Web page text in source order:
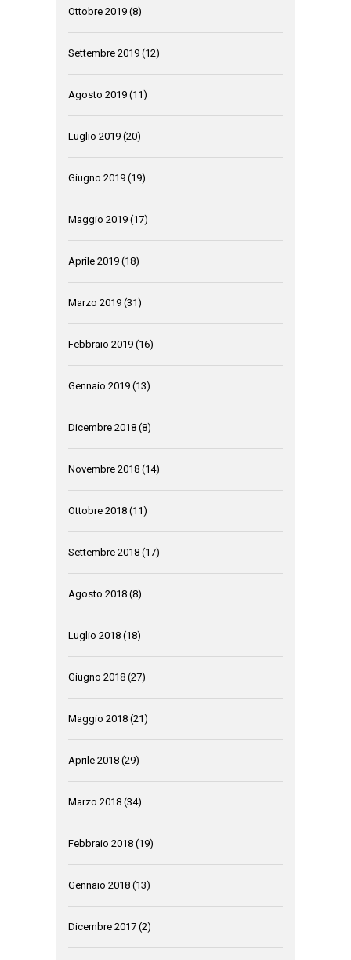
Ottobre 2019 (8)
Settembre 2019 (12)
Agosto 2019 (11)
Luglio 2019 (20)
Giugno 2019 (19)
Maggio 2019 (17)
Aprile 2019 (18)
Marzo 2019 (31)
Febbraio 2019 (16)
Gennaio 2019 (13)
Dicembre 2018 (8)
Novembre 2018 (14)
Ottobre 2018 (11)
Settembre 2018 (17)
Agosto 2018 (8)
Luglio 2018 (18)
Giugno 2018 (27)
Maggio 2018 (21)
Aprile 2018 (29)
Marzo 2018 (34)
Febbraio 2018 (19)
Gennaio 2018 (13)
Dicembre 2017 (2)